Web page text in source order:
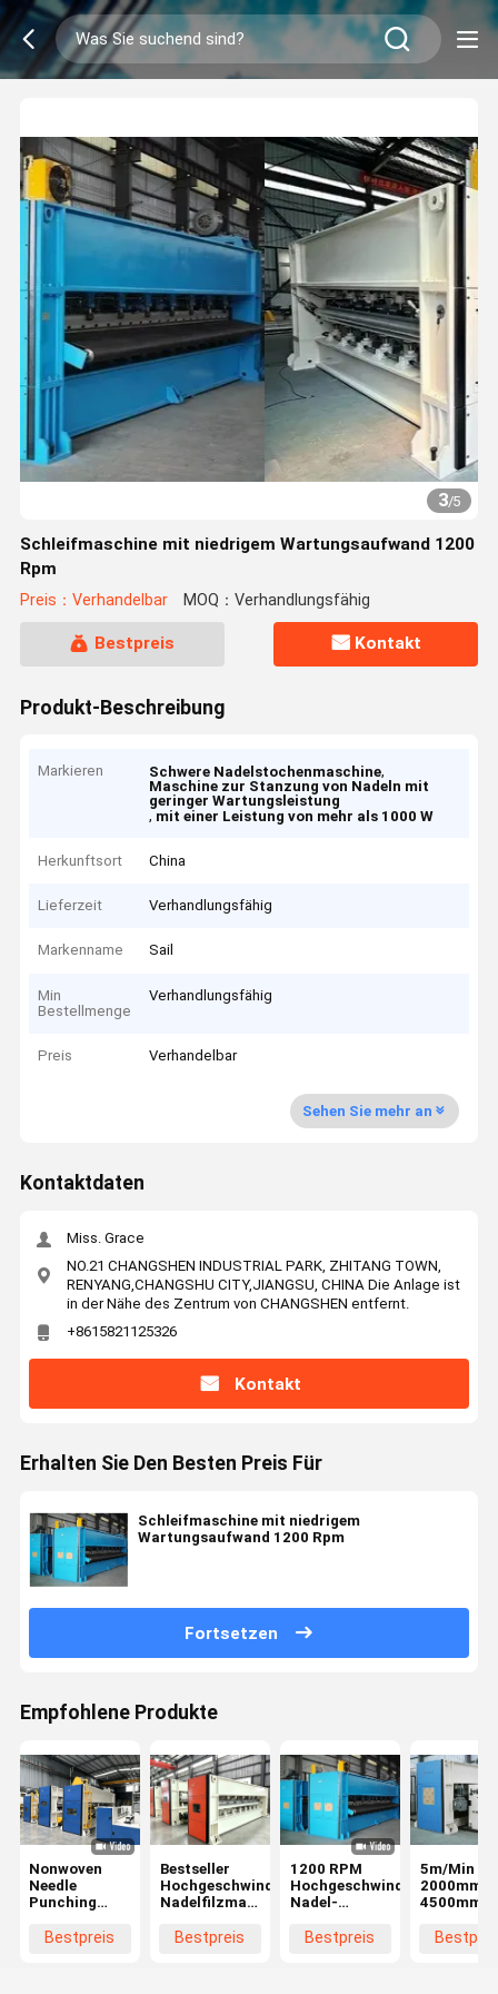
3/5
Schleifmaschine mit niedrigem Wartungsaufwand 1200
Rpm
Preis：Verhandelbar MOQ：Verhandlungsfähig
Bestpreis Kontakt
Produkt-Beschreibung
Markieren Schwere Nadelstochenmaschine,
Maschine zur Stanzung von Nadeln mit
geringer Wartungsleistung
, mit einer Leistung von mehr als 1000 W
Herkunftsort China
Lieferzeit Verhandlungsfähig
Markenname Sail
Min
Bestellmenge
Verhandlungsfähig
Preis Verhandelbar
Sehen Sie mehr an
Kontaktdaten
Miss. Grace
NO.21 CHANGSHEN INDUSTRIAL PARK, ZHITANG TOWN,
RENYANG,CHANGSHU CITY,JIANGSU, CHINA Die Anlage ist
in der Nähe des Zentrum von CHANGSHEN entfernt.
+8615821125326
Kontakt
Erhalten Sie Den Besten Preis Für
Schleifmaschine mit niedrigem
Wartungsaufwand 1200 Rpm
Fortsetzen
Empfohlene Produkte
Nonwoven
Needle
Punching
Bestpreis
Bestseller
Hochgeschwindigkeits-
Nadelfilzmaschine
automatischer
Bestpreis
1200 RPM
Hochgeschwindigkeits-
Nadel-
Schwere
Bestpreis
5m/Min
2000mm ~
4500mm
für die